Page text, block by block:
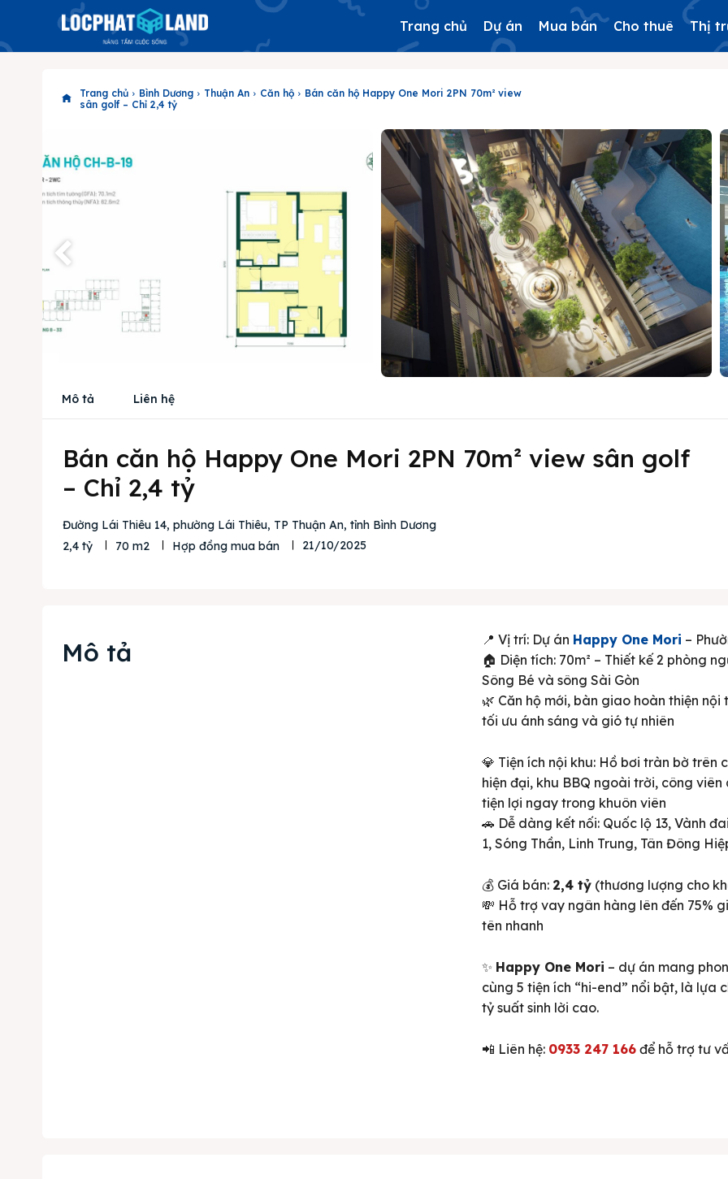
Phiên bản cập nhật V3
& tìm kiếm nhanh chóng hơn
Trang chủ Dự án Mua bán Cho thuê Thị
Trang chủ Bình Dương Thuận An Căn hộ
Bán căn hộ Happy One Mori 2PN 70m² view
sân golf – Chỉ 2,4 tỷ
Mô tả Liên hệ
Bán căn hộ Happy One Mori 2PN 70m² view sân golf
– Chỉ 2,4 tỷ
Đường Lái Thiêu 14, phường Lái Thiêu, TP Thuận An, tỉnh Bình Dương
2,4 tỷ
70 m2 Hợp đồng mua bán 21/10/2025
Mô tả 📍 Vị trí: Dự án Happy One Mori –
🏠 Diện tích: 70m² – Thiết kế 2 phòng
Sông Bé và sông Sài Gòn
🌿 Căn hộ mới, bàn giao hoàn thiện
tối ưu ánh sáng và gió tự nhiên
💎 Tiện ích nội khu: Hồ bơi tràn bờ
hiện đại, khu BBQ ngoài trời, công
tiện lợi ngay trong khuôn viên
🚗 Dễ dàng kết nối: Quốc lộ 13, Vành
1, Sóng Thần, Linh Trung, Tân Đông
💰 Giá bán: 2,4 tỷ(thương lượng cho
💸 Hỗ trợ vay ngân hàng lên đến 75%
tên nhanh
✨ Happy One Mori – dự án mang
cùng 5 tiện ích “hi-end” nổi bật, là lựa
tỷ suất sinh lời cao.
📲 Liên hệ: 0933 247 166để hỗ trợ tư